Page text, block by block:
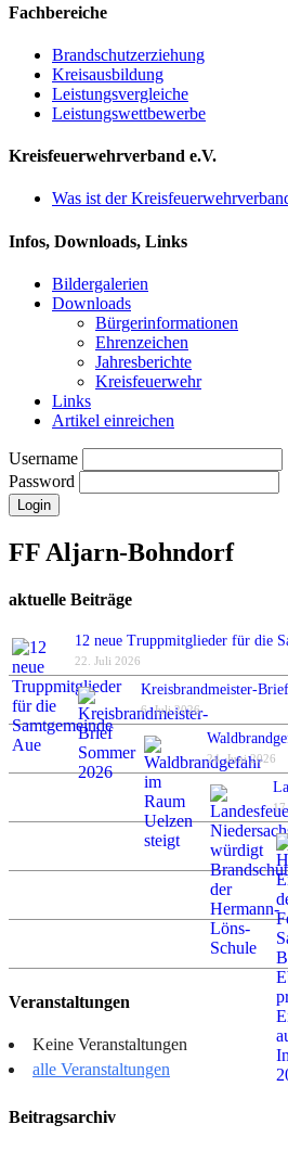
Fachbereiche
Brandschutzerziehung
Kreisausbildung
Leistungsvergleiche
Leistungswettbewerbe
Kreisfeuerwehrverband e.V.
Was ist der
Infos, Downloads, Links
Bildergalerien
Downloads
Bürgerinformationen
Ehrenzeichen
Jahresberichte
Kreisfeuerwehr
Links
Artikel einreichen
Username
Password
FF Aljarn-Bohndorf
aktuelle Beiträge
12 neue Truppmitglieder für die
22. Juli 2026
Kreisbrandmeister-
6. Juli 2026
24. Juni 2026
Veranstaltungen
Keine Veranstaltungen
alle Veranstaltungen
Beitragsarchiv